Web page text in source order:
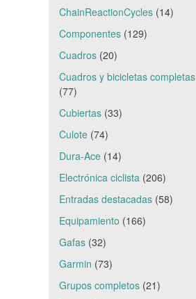
ChainReactionCycles(14)
Componentes(129)
Cuadros(20)
Cuadros y bicicletas completas
(77)
Cubiertas(33)
Culote(74)
Dura-Ace(14)
Electrónica ciclista(206)
Entradas destacadas(58)
Equipamiento (166)
Gafas(32)
Garmin (73)
Grupos completos(21)